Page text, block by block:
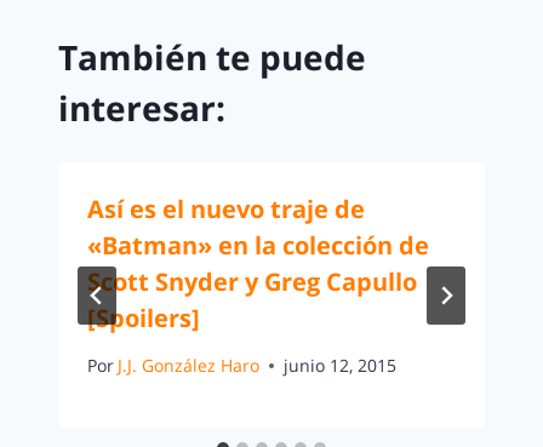
También te puede
interesar:
Así es el nuevo traje de
«Batman» en la colección de
Scott Snyder y Greg Capullo
[Spoilers]
Por J.J. González Haro junio 12, 2015